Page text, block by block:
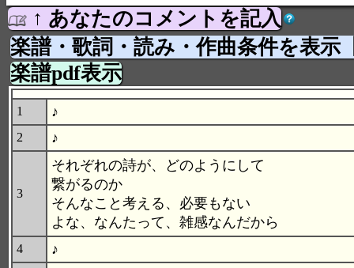
↑ あなたのコメントを記入
楽譜・歌詞・読み・作曲条件を表示
楽譜pdf表示
1 ♪
2 ♪
3
それぞれの詩が、どのようにして
繋がるのか
そんなこと考える、必要もない
よな、なんたって、雑感なんだから
4 ♪